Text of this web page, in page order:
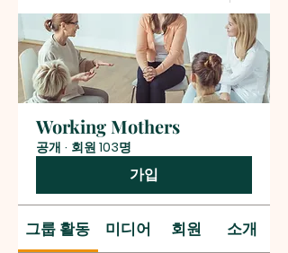
Working Mothers
공개 · 회원 103명
가입
그룹 활동 미디어 회원 소개